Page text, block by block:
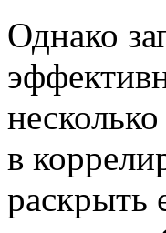
Однако
в
раскрыть